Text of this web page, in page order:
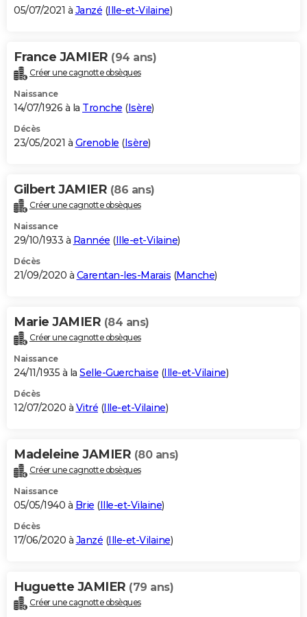
05/07/2021 à Janzé (Ille-et-Vilaine)
France JAMIER (94 ans)
Créer une cagnotte obsèques
Naissance
14/07/1926 à la Tronche (Isère)
Décès
23/05/2021 à Grenoble (Isère)
Gilbert JAMIER (86 ans)
Créer une cagnotte obsèques
Naissance
29/10/1933 à Rannée (Ille-et-Vilaine)
Décès
21/09/2020 à Carentan-les-Marais (Manche)
Marie JAMIER (84 ans)
Créer une cagnotte obsèques
Naissance
24/11/1935 à la Selle-Guerchaise (Ille-et-Vilaine)
Décès
12/07/2020 à Vitré (Ille-et-Vilaine)
Madeleine JAMIER (80 ans)
Créer une cagnotte obsèques
Naissance
05/05/1940 à Brie (Ille-et-Vilaine)
Décès
17/06/2020 à Janzé (Ille-et-Vilaine)
Huguette JAMIER (79 ans)
Créer une cagnotte obsèques